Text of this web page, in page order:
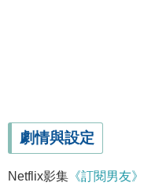
劇情與設定
Netflix影集 《訂閱男友》